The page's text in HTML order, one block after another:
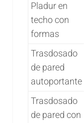
Pladur en
techo con
formas
Trasdosado
de pared
autoportante
Trasdosado
de pared con